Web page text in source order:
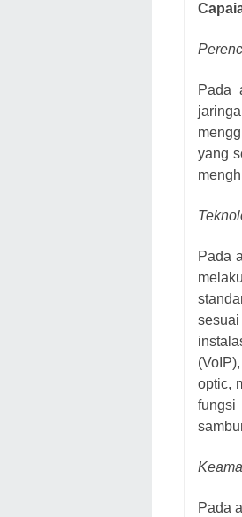
Pada
yang
Pada
optic,
Pada